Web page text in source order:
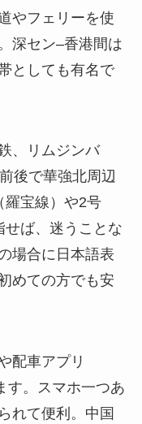
やフェリーを使
深セン–香港間は
としても有名で
、リムジンバ
後で華強北周辺
羅宝線）や2号
ば、迷うことな
場合に日本語表
めての方でも安
配車アプリ
す。スマホ一つあ
れて便利。中国